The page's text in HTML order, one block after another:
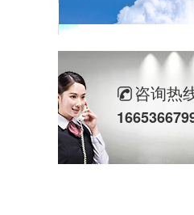
矿山智能一卡通管理
智能称重系统
咨询热